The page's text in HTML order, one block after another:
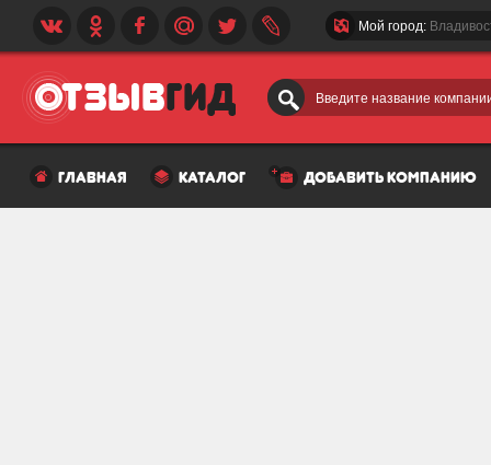
Введите название
Мой город:
главная каталог добавить компанию